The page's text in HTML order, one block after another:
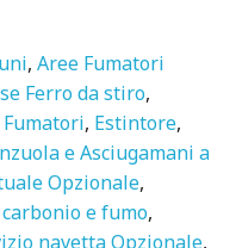
, Aree Fumatori
Ferro da stiro,
, Estintore,
e Asciugamani a
Opzionale,
e fumo,
navetta Opzionale,